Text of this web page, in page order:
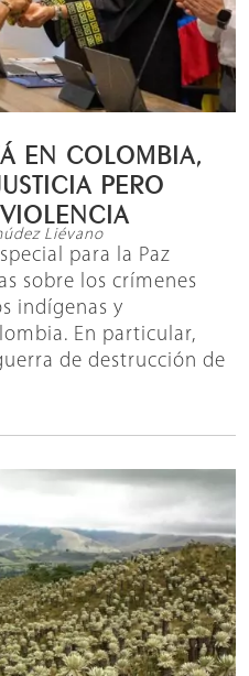
EN COLOMBIA,
PERO
Liévano
para la Paz
sobre los crímenes
indígenas y
En particular,
de destrucción de